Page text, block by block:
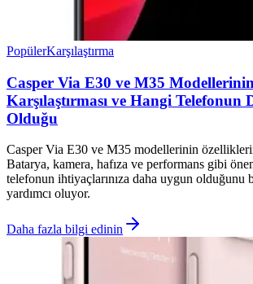
PopülerKarşılaştırma
Casper Via E30 ve M35
Karşılaştırması ve Hangi Telefonun
Olduğu
Casper Via E30 ve M35 modellerinin
Batarya, kamera, hafıza ve performans gibi
telefonun ihtiyaçlarınıza daha uygun olduğunu
yardımcı oluyor.
Daha fazla bilgi edinin